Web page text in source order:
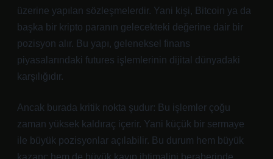
üzerine yapılan sözleşmelerdir. Yani kişi, Bitcoin ya da
başka bir kripto paranın gelecekteki değerine dair bir
pozisyon alır. Bu yapı, geleneksel finans
piyasalarındaki futures işlemlerinin dijital dünyadaki
karşılığıdır.
Ancak burada kritik nokta şudur: Bu işlemler çoğu
zaman yüksek kaldıraç içerir. Yani küçük bir sermaye
ile büyük pozisyonlar açılabilir. Bu durum hem büyük
kazanç hem de büyük kayıp ihtimalini beraberinde